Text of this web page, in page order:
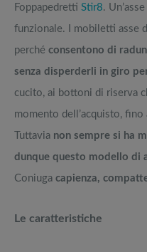
Foppapedretti Stir8.
funzionale. I mobiletti asse
perché consentono di
senza disperderli in giro
cucito, ai bottoni di riserva
momento dell’acquisto,
Tuttavia non sempre si ha
dunque questo modello di
Coniuga capienza,
Le caratteristiche